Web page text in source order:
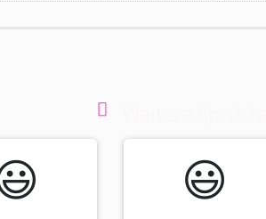
😃️